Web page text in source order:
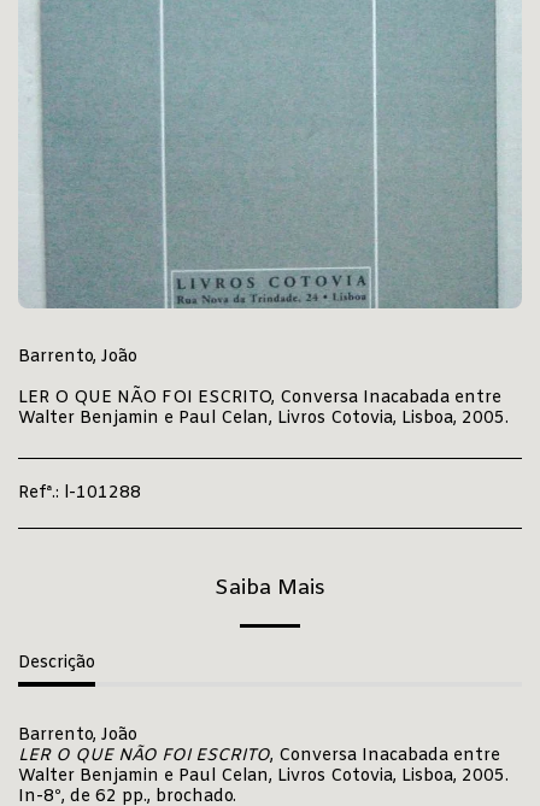
Barrento, João
LER O QUE NÃO FOI ESCRITO, Conversa Inacabada entre
Walter Benjamin e Paul Celan, Livros Cotovia, Lisboa, 2005.
Refª.: l-101288
Saiba Mais
Descrição
Barrento, João
LER O QUE NÃO FOI ESCRITO, Conversa Inacabada entre
Walter Benjamin e Paul Celan, Livros Cotovia, Lisboa, 2005.
In-8º, de 62 pp., brochado.